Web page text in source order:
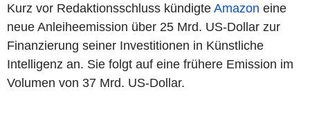
Kurz vor Redaktionsschluss kündigte Amazon eine
neue Anleiheemission über 25 Mrd. US-Dollar zur
Finanzierung seiner Investitionen in Künstliche
Intelligenz an. Sie folgt auf eine frühere Emission im
Volumen von 37 Mrd. US-Dollar.